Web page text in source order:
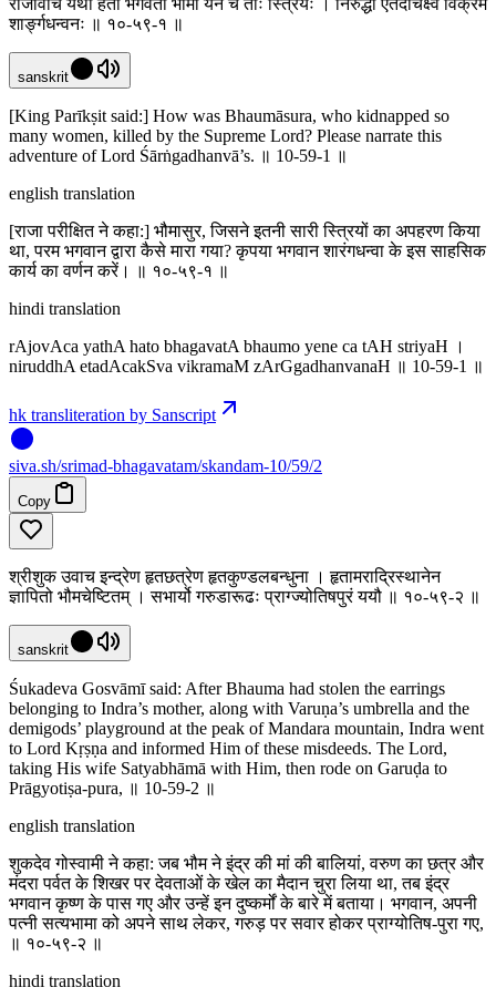
राजोवाच यथा हतो भगवता भौमो येने च ताः स्त्रियः । निरुद्धा एतदाचक्ष्व विक्रमं
शार्ङ्गधन्वनः ॥ १०-५९-१ ॥
sanskrit
[King Parīkṣit said:] How was Bhaumāsura, who kidnapped so
many women, killed by the Supreme Lord? Please narrate this
adventure of Lord Śārṅgadhanvā’s. ॥ 10-59-1 ॥
english translation
[राजा परीक्षित ने कहा:] भौमासुर, जिसने इतनी सारी स्त्रियों का अपहरण किया
था, परम भगवान द्वारा कैसे मारा गया? कृपया भगवान शारंगधन्वा के इस साहसिक
कार्य का वर्णन करें। ॥ १०-५९-१ ॥
hindi translation
rAjovAca yathA hato bhagavatA bhaumo yene ca tAH striyaH ।
niruddhA etadAcakSva vikramaM zArGgadhanvanaH ॥ 10-59-1 ॥
hk transliteration by Sanscript
siva.sh/srimad-bhagavatam/skandam-10/59/2
Copy
श्रीशुक उवाच इन्द्रेण हृतछत्रेण हृतकुण्डलबन्धुना । हृतामराद्रिस्थानेन
ज्ञापितो भौमचेष्टितम् । सभार्यो गरुडारूढः प्राग्ज्योतिषपुरं ययौ ॥ १०-५९-२ ॥
sanskrit
Śukadeva Gosvāmī said: After Bhauma had stolen the earrings
belonging to Indra’s mother, along with Varuṇa’s umbrella and the
demigods’ playground at the peak of Mandara mountain, Indra went
to Lord Kṛṣṇa and informed Him of these misdeeds. The Lord,
taking His wife Satyabhāmā with Him, then rode on Garuḍa to
Prāgyotiṣa-pura, ॥ 10-59-2 ॥
english translation
शुकदेव गोस्वामी ने कहा: जब भौम ने इंद्र की मां की बालियां, वरुण का छत्र और
मंदरा पर्वत के शिखर पर देवताओं के खेल का मैदान चुरा लिया था, तब इंद्र
भगवान कृष्ण के पास गए और उन्हें इन दुष्कर्मों के बारे में बताया। भगवान, अपनी
पत्नी सत्यभामा को अपने साथ लेकर, गरुड़ पर सवार होकर प्राग्योतिष-पुरा गए,
॥ १०-५९-२ ॥
hindi translation